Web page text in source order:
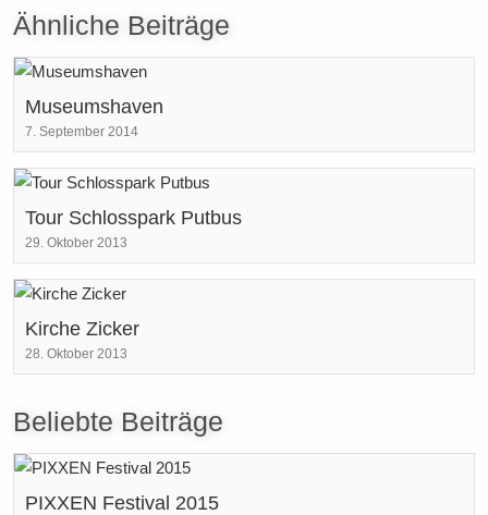
Ähnliche Beiträge
Museumshaven
7. September 2014
Tour Schlosspark Putbus
29. Oktober 2013
Kirche Zicker
28. Oktober 2013
Beliebte Beiträge
PIXXEN Festival 2015